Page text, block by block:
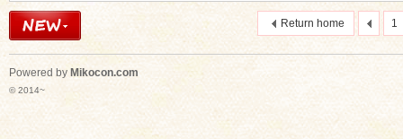
1
Return home
Powered by Mikocon.com
© 2014~